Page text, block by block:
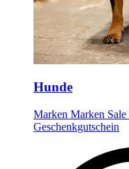
Hunde
Marken Marken Sale
Geschenkgutschein